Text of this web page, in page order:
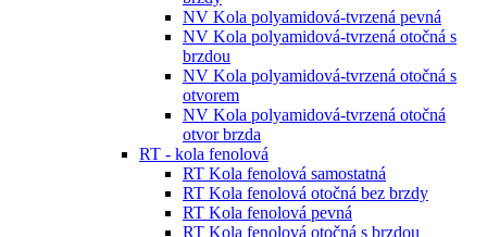
NV Kola polyamidová-tvrzená pevná
NV Kola polyamidová-tvrzená otočná s
brzdou
NV Kola polyamidová-tvrzená otočná s
otvorem
NV Kola polyamidová-tvrzená otočná
otvor brzda
RT - kola fenolová
RT Kola fenolová samostatná
RT Kola fenolová otočná bez brzdy
RT Kola fenolová pevná
RT Kola fenolová otočná s brzdou